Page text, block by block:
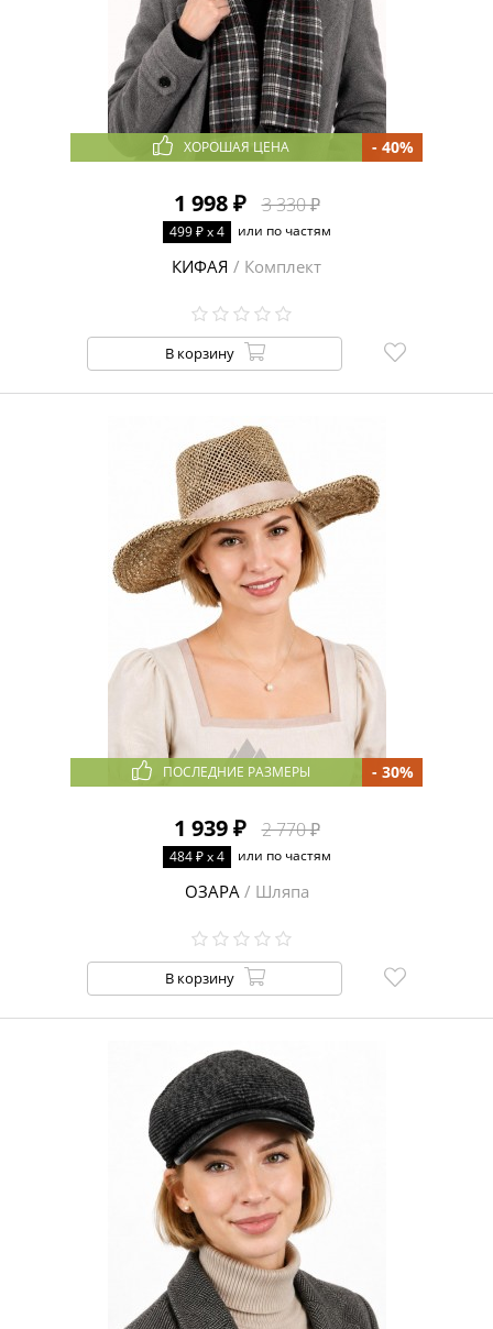
ХОРОШАЯ ЦЕНА
1 998 ₽ 3 330 ₽
- 40%
499 ₽ x 4 или по частям
КИФАЯ / Комплект
В корзину
ПОСЛЕДНИЕ РАЗМЕРЫ
1 939 ₽ 2 770 ₽
- 30%
484 ₽ x 4 или по частям
ОЗАРА/ Шляпа
В корзину